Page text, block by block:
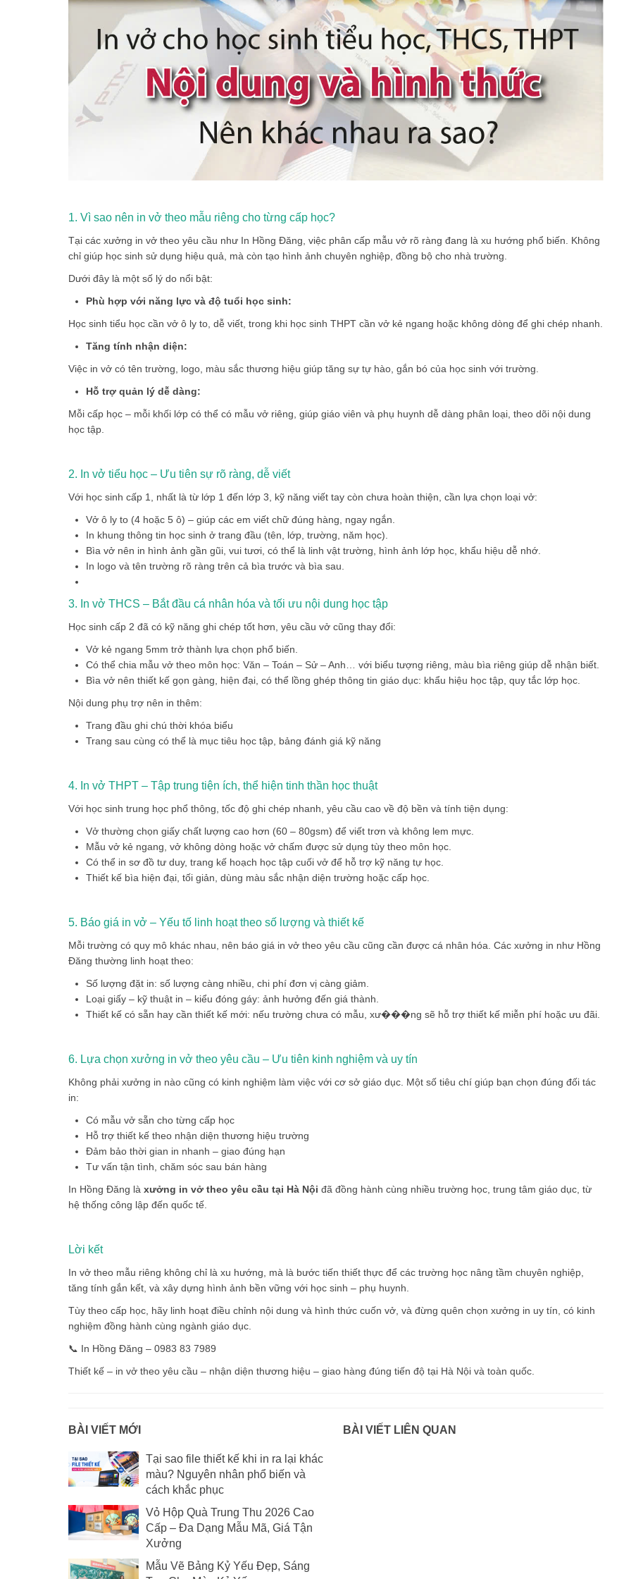
1. Vì sao nên in vở theo mẫu riêng cho từng cấp học?
Tại các xưởng in vở theo yêu cầu như In Hồng Đăng, việc phân cấp mẫu vở rõ ràng đang là xu hướng phổ biến. Không
chỉ giúp học sinh sử dụng hiệu quả, mà còn tạo hình ảnh chuyên nghiệp, đồng bộ cho nhà trường.
Dưới đây là một số lý do nổi bật:
Phù hợp với năng lực và độ tuổi học sinh:
Học sinh tiểu học cần vở ô ly to, dễ viết, trong khi học sinh THPT cần vở kẻ ngang hoặc không dòng để ghi chép nhanh.
Tăng tính nhận diện:
Việc in vở có tên trường, logo, màu sắc thương hiệu giúp tăng sự tự hào, gắn bó của học sinh với trường.
Hỗ trợ quản lý dễ dàng:
Mỗi cấp học – mỗi khối lớp có thể có mẫu vở riêng, giúp giáo viên và phụ huynh dễ dàng phân loại, theo dõi nội dung
học tập.
2. In vở tiểu học – Ưu tiên sự rõ ràng, dễ viết
Với học sinh cấp 1, nhất là từ lớp 1 đến lớp 3, kỹ năng viết tay còn chưa hoàn thiện, cần lựa chọn loại vở:
Vở ô ly to (4 hoặc 5 ô) – giúp các em viết chữ đúng hàng, ngay ngắn.
In khung thông tin học sinh ở trang đầu (tên, lớp, trường, năm học).
Bìa vở nên in hình ảnh gần gũi, vui tươi, có thể là linh vật trường, hình ảnh lớp học, khẩu hiệu dễ nhớ.
In logo và tên trường rõ ràng trên cả bìa trước và bìa sau.
3. In vở THCS – Bắt đầu cá nhân hóa và tối ưu nội dung học tập
Học sinh cấp 2 đã có kỹ năng ghi chép tốt hơn, yêu cầu vở cũng thay đổi:
Vở kẻ ngang 5mm trở thành lựa chọn phổ biến.
Có thể chia mẫu vở theo môn học: Văn – Toán – Sử – Anh… với biểu tượng riêng, màu bìa riêng giúp dễ nhận biết.
Bìa vở nên thiết kế gọn gàng, hiện đại, có thể lồng ghép thông tin giáo dục: khẩu hiệu học tập, quy tắc lớp học.
Nội dung phụ trợ nên in thêm:
Trang đầu ghi chú thời khóa biểu
Trang sau cùng có thể là mục tiêu học tập, bảng đánh giá kỹ năng
4. In vở THPT – Tập trung tiện ích, thể hiện tinh thần học thuật
Với học sinh trung học phổ thông, tốc độ ghi chép nhanh, yêu cầu cao về độ bền và tính tiện dụng:
Vở thường chọn giấy chất lượng cao hơn (60 – 80gsm) để viết trơn và không lem mực.
Mẫu vở kẻ ngang, vở không dòng hoặc vở chấm được sử dụng tùy theo môn học.
Có thể in sơ đồ tư duy, trang kế hoạch học tập cuối vở để hỗ trợ kỹ năng tự học.
Thiết kế bìa hiện đại, tối giản, dùng màu sắc nhận diện trường hoặc cấp học.
5. Báo giá in vở – Yếu tố linh hoạt theo số lượng và thiết kế
Mỗi trường có quy mô khác nhau, nên báo giá in vở theo yêu cầu cũng cần được cá nhân hóa. Các xưởng in như Hồng
Đăng thường linh hoạt theo:
Số lượng đặt in: số lượng càng nhiều, chi phí đơn vị càng giảm.
Loại giấy – kỹ thuật in – kiểu đóng gáy: ảnh hưởng đến giá thành.
Thiết kế có sẵn hay cần thiết kế mới: nếu trường chưa có mẫu, xư���ng sẽ hỗ trợ thiết kế miễn phí hoặc ưu đãi.
6. Lựa chọn xưởng in vở theo yêu cầu – Ưu tiên kinh nghiệm và uy tín
Không phải xưởng in nào cũng có kinh nghiệm làm việc với cơ sở giáo dục. Một số tiêu chí giúp bạn chọn đúng đối tác
in:
Có mẫu vở sẵn cho từng cấp học
Hỗ trợ thiết kế theo nhận diện thương hiệu trường
Đảm bảo thời gian in nhanh – giao đúng hạn
Tư vấn tận tình, chăm sóc sau bán hàng
In Hồng Đăng là xưởng in vở theo yêu cầu tại Hà Nội đã đồng hành cùng nhiều trường học, trung tâm giáo dục, từ
hệ thống công lập đến quốc tế.
Lời kết
In vở theo mẫu riêng không chỉ là xu hướng, mà là bước tiến thiết thực để các trường học nâng tầm chuyên nghiệp,
tăng tính gắn kết, và xây dựng hình ảnh bền vững với học sinh – phụ huynh.
Tùy theo cấp học, hãy linh hoạt điều chỉnh nội dung và hình thức cuốn vở, và đừng quên chọn xưởng in uy tín, có kinh
nghiệm đồng hành cùng ngành giáo dục.
📞 In Hồng Đăng – 0983 83 7989
Thiết kế – in vở theo yêu cầu – nhận diện thương hiệu – giao hàng đúng tiến độ tại Hà Nội và toàn quốc.
BÀI VIẾT MỚI
Tại sao file thiết kế khi in ra lại khác
màu? Nguyên nhân phổ biến và
cách khắc phục
Vỏ Hộp Quà Trung Thu 2026 Cao
Cấp – Đa Dạng Mẫu Mã, Giá Tận
Xưởng
Mẫu Vẽ Bảng Kỷ Yếu Đẹp, Sáng
BÀI VIẾT LIÊN QUAN